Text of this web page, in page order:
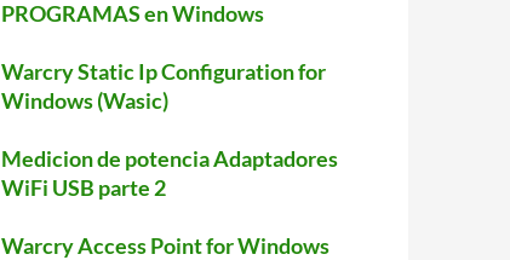
PROGRAMAS en Windows
Warcry Static Ip Configuration for
Windows (Wasic)
Medicion de potencia Adaptadores
WiFi USB parte 2
Warcry Access Point for Windows